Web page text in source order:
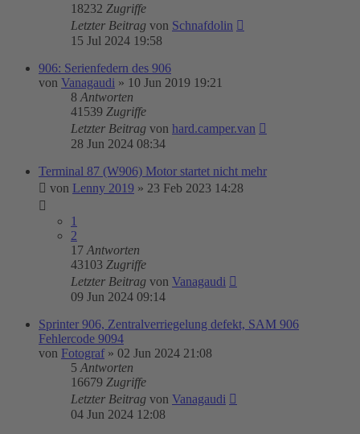
18232 Zugriffe
Letzter Beitrag von Schnafdolin
15 Jul 2024 19:58
906: Serienfedern des 906
von Vanagaudi » 10 Jun 2019 19:21
8 Antworten
41539 Zugriffe
Letzter Beitrag von hard.camper.van
28 Jun 2024 08:34
Terminal 87 (W906) Motor startet nicht mehr
von Lenny 2019 » 23 Feb 2023 14:28
1
2
17 Antworten
43103 Zugriffe
Letzter Beitrag von Vanagaudi
09 Jun 2024 09:14
Sprinter 906, Zentralverriegelung defekt, SAM 906
Fehlercode 9094
von Fotograf » 02 Jun 2024 21:08
5 Antworten
16679 Zugriffe
Letzter Beitrag von Vanagaudi
04 Jun 2024 12:08